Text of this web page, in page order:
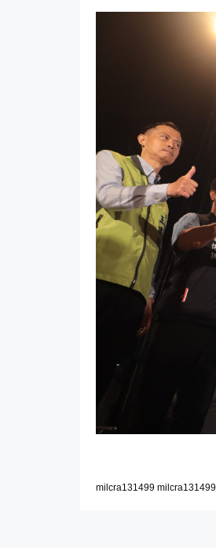
milcra131499 milcra131499